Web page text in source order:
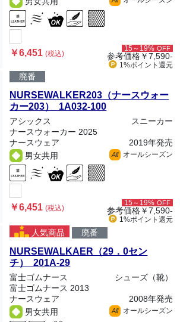
￥6,451(税込)
15～19% OFF
参考価格￥7,590-
1%ポイント 還元
廃番
NURSEWALKER203（ナースウォー
カー203） 1A032-100
アシックス
スニーカー
ナースウォーカー 2025
ナースウェア
2019年発売
男女共用
All オールシーズン
￥6,451(税込)
15～19% OFF
参考価格￥7,590-
1%ポイント 還元
人気商品 廃番
NURSEWALKAER（29．0セン
チ） 201A-29
富士ゴムナース
シューズ（靴）
富士ゴムナース 2013
ナースウェア
2008年発売
男女共用
All オールシーズン